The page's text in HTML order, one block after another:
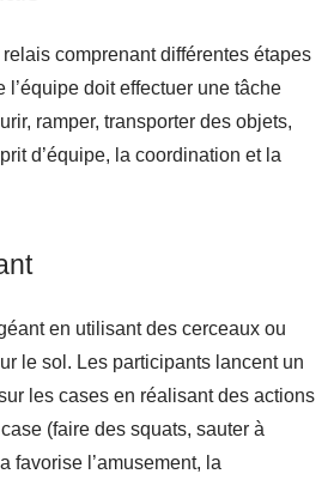
comprenant différentes étapes
l’équipe doit effectuer une tâche
ramper, transporter des objets,
d’équipe, la coordination et la
en utilisant des cerceaux ou
le sol. Les participants lancent un
les cases en réalisant des actions
(faire des squats, sauter à
favorise l’amusement, la